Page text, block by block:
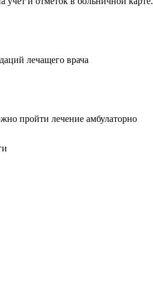
лечащего врача
пройти лечение амбулаторно